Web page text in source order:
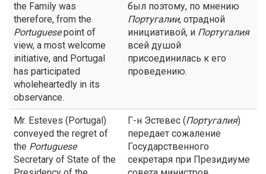
the Family was
therefore, from the
Portuguesepoint of
view, a most welcome
initiative, and Portugal
has participated
wholeheartedly in its
observance.
был поэтому, по мнению
Португалии, отрадной
инициативой, и Португалия
всей душой
присоединилась к его
проведению.
Mr. Esteves (Portugal)
conveyed the regret of
the Portuguese
Secretary of State of the
Г-н Эстевес (Португалия)
передает сожаление
Государственного
секретаря при Президиуме